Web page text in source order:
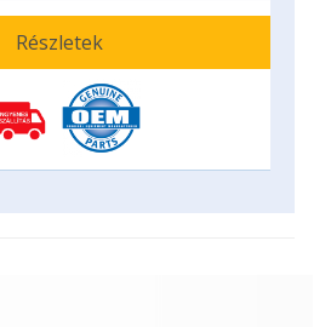
Részletek